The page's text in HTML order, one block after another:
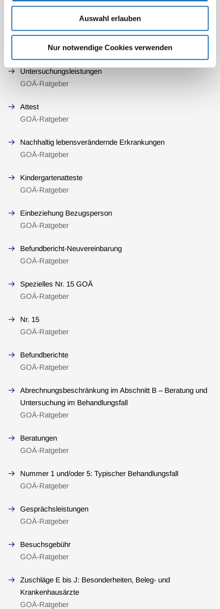
Auswahl erlauben
Nur notwendige Cookies verwenden
Palliativmedizinische Versorgung I
GOÄ-Ratgeber
Untersuchungsleistungen
GOÄ-Ratgeber
Attest
GOÄ-Ratgeber
Nachhaltig lebensverändernde Erkrankungen
GOÄ-Ratgeber
Kindergartenatteste
GOÄ-Ratgeber
Einbeziehung Bezugsperson
GOÄ-Ratgeber
Befundbericht-Neuvereinbarung
GOÄ-Ratgeber
Spezielles Nr. 15 GOÄ
GOÄ-Ratgeber
Nr. 15
GOÄ-Ratgeber
Befundberichte
GOÄ-Ratgeber
Abrechnungsbeschränkung im Abschnitt B – Beratung und
Untersuchung im Behandlungsfall
GOÄ-Ratgeber
Beratungen
GOÄ-Ratgeber
Nummer 1 und/oder 5: Typischer Behandlungsfall
GOÄ-Ratgeber
Gesprächsleistungen
GOÄ-Ratgeber
Besuchsgebühr
GOÄ-Ratgeber
Zuschläge E bis J: Besonderheiten, Beleg- und
Krankenhausärzte
GOÄ-Ratgeber